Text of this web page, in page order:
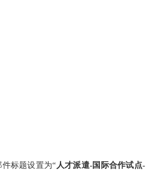
件标题设置为“ 人才派遣-国际合作试点-